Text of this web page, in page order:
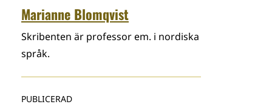
Marianne Blomqvist
Skribenten är professor em. i nordiska
språk.
PUBLICERAD